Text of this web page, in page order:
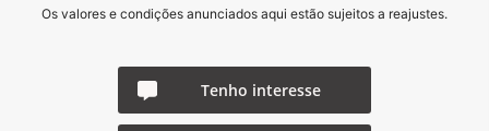
Os valores e condições anunciados aqui estão sujeitos a reajustes.
Tenho interesse